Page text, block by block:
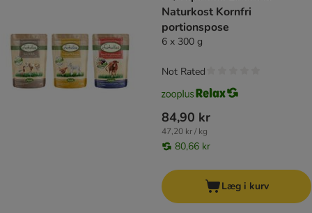
Naturkost Kornfri
portionspose
6 x 300 g
84,90 kr
47,20 kr / kg
80,66 kr
Not Rated
Læg i kurv